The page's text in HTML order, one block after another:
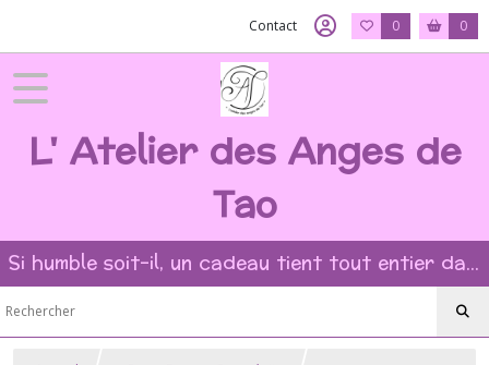
Contact 0 0
L' Atelier des Anges de
Tao
Si humble soit-il, un cadeau tient tout entier dans l'intention et la beauté du geste ?